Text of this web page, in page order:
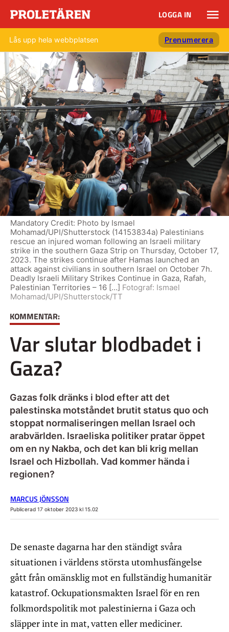
LOGGA IN
Lås upp hela webbplatsen Prenumerera
KOMMENTAR:
Var slutar blodbadet i
Gaza?
Gazas folk dränks i blod efter att det
palestinska motståndet brutit status quo och
stoppat normaliseringen mellan Israel och
arabvärlden. Israeliska politiker pratar öppet
om en ny Nakba, och det kan bli krig mellan
Israel och Hizbollah. Vad kommer hända i
regionen?
Mandatory Credit: Photo by Ismael
Mohamad/UPI/Shutterstock (14153834a) Palestinians
rescue an injured woman following an Israeli military
strike in the southern Gaza Strip on Thursday, October 17,
2023. The strikes continue after Hamas launched an
attack against civilians in southern Israel on October 7h.
Deadly Israeli Military Strikes Continue in Gaza, Rafah,
Palestinian Territories – 16 […] Fotograf: Ismael
Mohamad/UPI/Shutterstock/TT
MARCUS JÖNSSON
Publicerad 17 oktober 2023 kl 15.02
De senaste dagarna har den ständigt svåra
situationen i världens största utomhusfängelse
gått från omänsklig mot en fullständig humanitär
katastrof. Ockupationsmakten Israel för en ren
folkmordspolitik mot palestinierna i Gaza och
släpper inte in mat, vatten eller mediciner.